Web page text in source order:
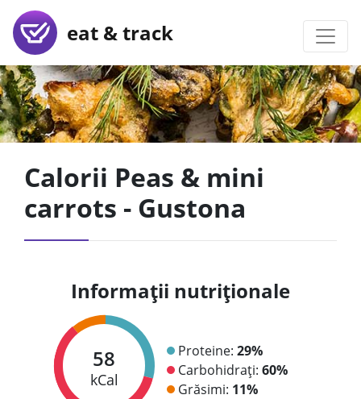
eat & track
Calorii Peas & mini
carrots - Gustona
Informații nutriționale
58
kCal
Proteine: 29%
Carbohidrați: 60%
Grăsimi: 11%